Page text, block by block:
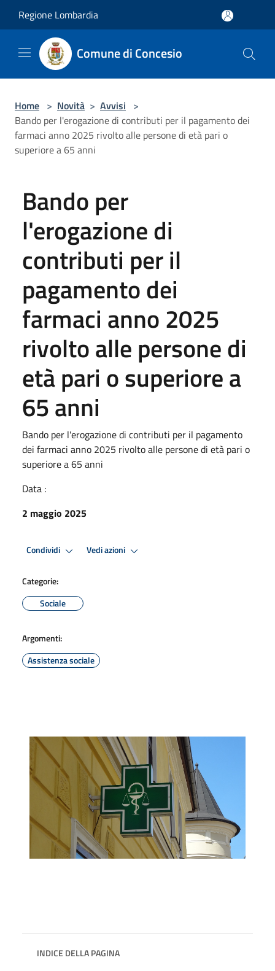
Regione Lombardia
Comune di Concesio
Home > Novità > Avvisi >
Bando per l'erogazione di contributi per il pagamento dei
farmaci anno 2025 rivolto alle persone di età pari o
superiore a 65 anni
Bando per
l'erogazione di
contributi per il
pagamento dei
farmaci anno 2025
rivolto alle persone di
età pari o superiore a
65 anni
Bando per l'erogazione di contributi per il pagamento
dei farmaci anno 2025 rivolto alle persone di età pari o
superiore a 65 anni
Data :
2 maggio 2025
Condividi Vedi azioni
Categorie:
Sociale
Argomenti:
Assistenza sociale
INDICE DELLA PAGINA